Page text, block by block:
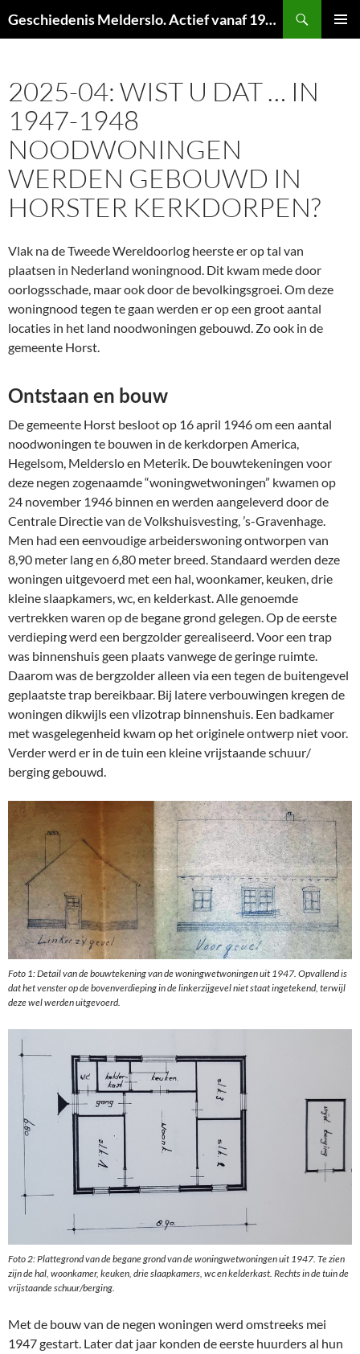
naar
Geschiedenis Melderslo. Actief vanaf 1973!
2025-04: WIST U DAT … IN
1947-1948
NOODWONINGEN
WERDEN GEBOUWD IN
HORSTER KERKDORPEN?
Vlak na de Tweede Wereldoorlog heerste er op tal van
plaatsen in Nederland woningnood. Dit kwam mede door
oorlogsschade, maar ook door de bevolkingsgroei. Om deze
woningnood tegen te gaan werden er op een groot aantal
locaties in het land noodwoningen gebouwd. Zo ook in de
gemeente Horst.
Ontstaan en bouw
De gemeente Horst besloot op 16 april 1946 om een aantal
noodwoningen te bouwen in de kerkdorpen America,
Hegelsom, Melderslo en Meterik. De bouwtekeningen voor
deze negen zogenaamde “woningwetwoningen” kwamen op
24 november 1946 binnen en werden aangeleverd door de
Centrale Directie van de Volkshuisvesting, ’s-Gravenhage.
Men had een eenvoudige arbeiderswoning ontworpen van
8,90 meter lang en 6,80 meter breed. Standaard werden deze
woningen uitgevoerd met een hal, woonkamer, keuken, drie
kleine slaapkamers, wc, en kelderkast. Alle genoemde
vertrekken waren op de begane grond gelegen. Op de eerste
verdieping werd een bergzolder gerealiseerd. Voor een trap
was binnenshuis geen plaats vanwege de geringe ruimte.
Daarom was de bergzolder alleen via een tegen de buitengevel
geplaatste trap bereikbaar. Bij latere verbouwingen kregen de
woningen dikwijls een vlizotrap binnenshuis. Een badkamer
met wasgelegenheid kwam op het originele ontwerp niet voor.
Verder werd er in de tuin een kleine vrijstaande schuur/
berging gebouwd.
Foto 1: Detail van de bouwtekening van de woningwetwoningen uit 1947. Opvallend is
dat het venster op de bovenverdieping in de linkerzijgevel niet staat ingetekend, terwijl
deze wel werden uitgevoerd.
Foto 2: Plattegrond van de begane grond van de woningwetwoningen uit 1947. Te zien
zijn de hal, woonkamer, keuken, drie slaapkamers, wc en kelderkast. Rechts in de tuin de
vrijstaande schuur/berging.
Met de bouw van de negen woningen werd omstreeks mei
1947 gestart. Later dat jaar konden de eerste huurders al hun